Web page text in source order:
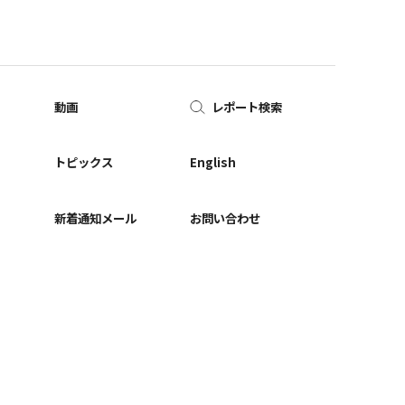
動画
トピックス
新着通知メール
レポート検索
English
お問い合わせ